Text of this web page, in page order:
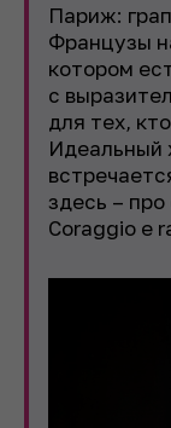
Париж:
Французы
котором
с
для тех,
Идеальный
здесь –
Coraggio e